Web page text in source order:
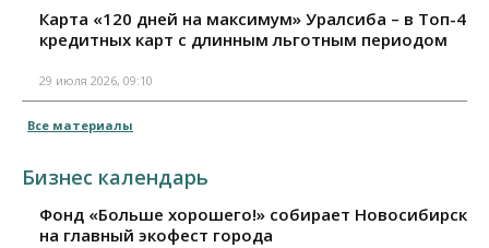
Карта «120 дней на максимум» Уралсиба – в Топ-4
кредитных карт с длинным льготным периодом
29 июля 2026, 09:10
Все материалы
Бизнес календарь
Фонд «Больше хорошего!» собирает Новосибирск
на главный экофест города